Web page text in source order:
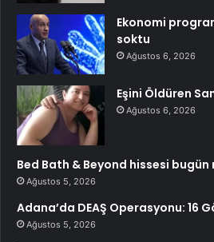
Ekonomi
soktu
Ağustos 6, 2026
Eşini Öldüren
Ağustos 6, 2026
Bed Bath & Beyond hissesi
Ağustos 5, 2026
Adana’da DEAŞ Operasyonu: 16
Ağustos 5, 2026